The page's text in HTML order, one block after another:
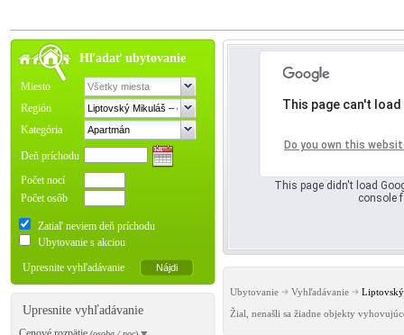
Hľadať ubytovanie
Miesto
Región
Kategória
Deň príchodu
Počet nocí
Počet osôb
Zatiaľ neviem deň príchodu
Ubytovanie s akciou
Upresnite vyhľadávanie
Upresnite vyhľadávanie
Oops!
This page didn't load
console
This page can't
Do you own this
Ubytovanie Vyhľadávanie
Žial, nenašli sa žiadne objekty